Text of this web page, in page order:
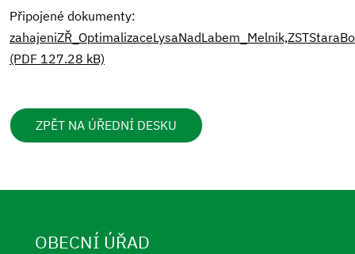
Připojené dokumenty:
(PDF 127.28 kB)
ZPĚT NA ÚŘEDNÍ DESKU
OBECNÍ ÚŘAD